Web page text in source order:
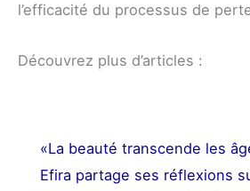
l’efficacité du processus de
Découvrez plus d’articles :
«La beauté transcende les
Efira partage ses réflexions